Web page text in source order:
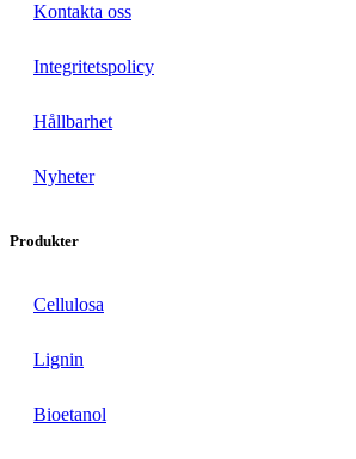
Kontakta oss
Integritetspolicy
Hållbarhet
Nyheter
Produkter
Cellulosa
Lignin
Bioetanol